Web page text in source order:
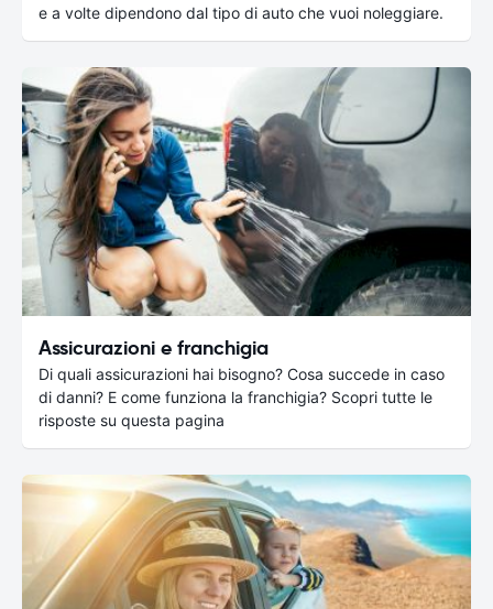
e a volte dipendono dal tipo di auto che vuoi noleggiare.
Assicurazioni e franchigia
Di quali assicurazioni hai bisogno? Cosa succede in caso
di danni? E come funziona la franchigia? Scopri tutte le
risposte su questa pagina